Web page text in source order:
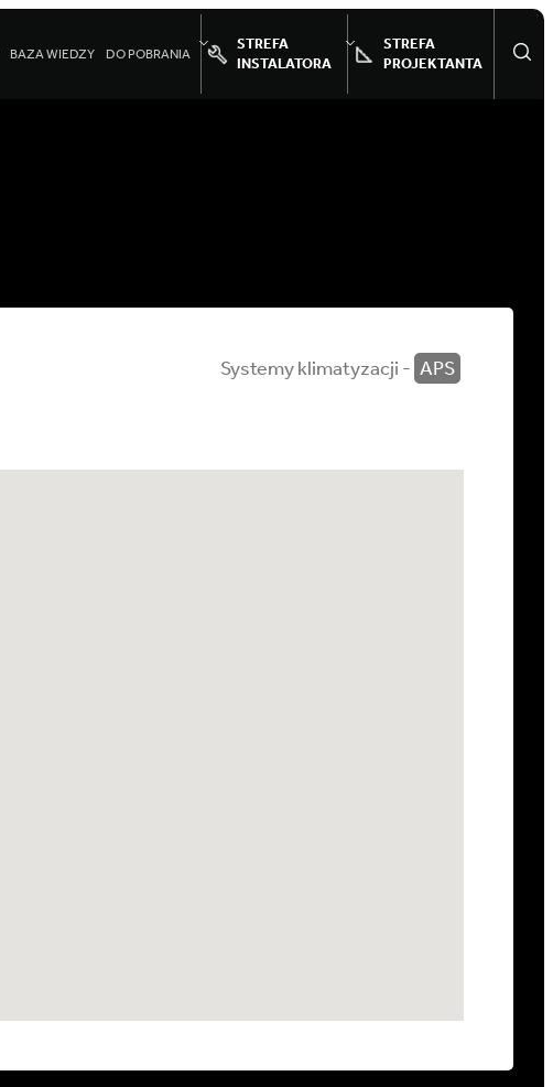
BAZA WIEDZY DO POBRANIA
STREFA
INSTALATORA
STREFA
PROJEKTANTA
Systemy klimatyzacji - APS